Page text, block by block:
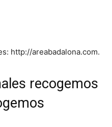
http://areabadalona.com.
recogemos